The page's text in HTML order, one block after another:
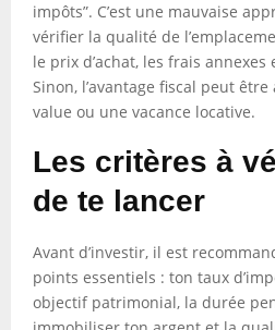
impôts”. C’est une mauvaise
vérifier la qualité de
le prix d’achat, les frais
Sinon, l’avantage fiscal peut
value ou une vacance locative.
Les critères à
de te lancer
Avant d’investir, il est
points essentiels : ton taux
objectif patrimonial, la durée